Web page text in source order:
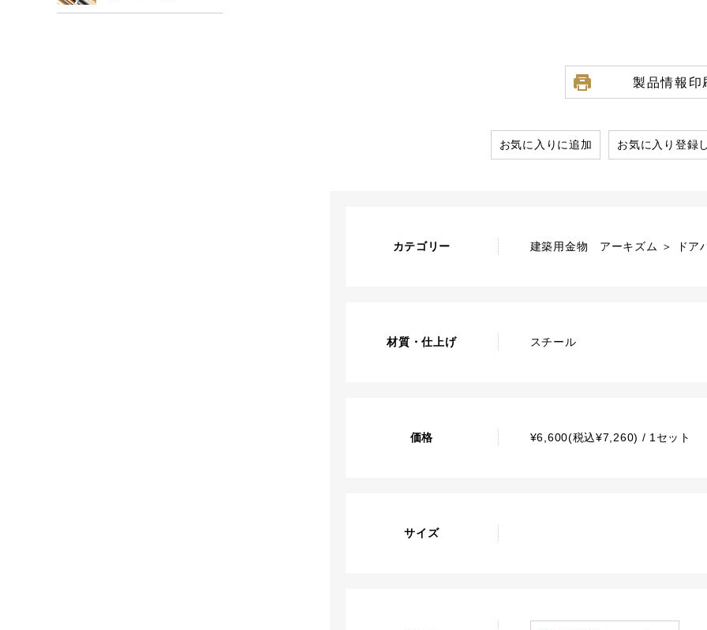
製品情報印
お気に入りに追加 お気に入り登録
カテゴリー 建築用金物 アーキズム ＞ ドア
材質・仕上げ スチール
価格 ¥6,600(税込¥7,260) / 1セット
サイズ